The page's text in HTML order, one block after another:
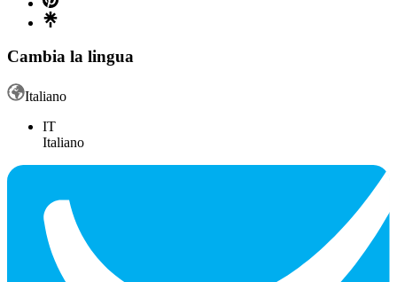
Cambia la lingua
Italiano
IT
Italiano